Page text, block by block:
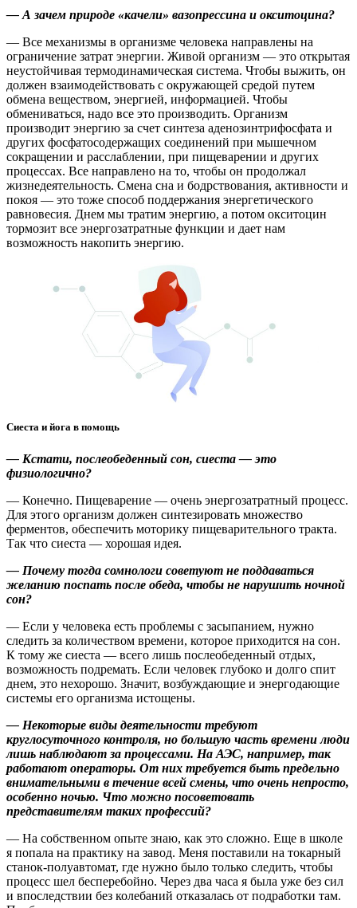
— А зачем природе «качели» вазопрессина и окси­тоцина?
— Все механизмы в организме человека направлены на
ограничение затрат энергии. Живой организм — это открытая
неустойчивая термодинамическая система. Чтобы выжить, он
должен взаимодействовать с окружающей средой путем
обмена веществом, энергией, информацией. Чтобы
обмениваться, надо все это производить. Организм
производит энергию за счет синтеза аденозинтрифосфата и
других фосфатосодержащих соединений при мышечном
сокращении и расслаблении, при пищеварении и других
процессах. Все направлено на то, чтобы он продолжал
жизнедеятельность. Смена сна и бодрствования, активности и
покоя — это тоже способ поддержания энергетического
равновесия. Днем мы тратим энергию, а потом окситоцин
тормозит все энергозатратные функции и дает нам
возможность накопить энергию.
Сиеста и йога в помощь
— Кстати, послеобеденный сон, сиеста — это
физиологично?
— Конечно. Пищеварение — очень энергозатратный процесс.
Для этого организм должен синтезировать множество
ферментов, обеспечить моторику пищеварительного тракта.
Так что сиеста — хорошая идея.
— Почему тогда сомнологи советуют не поддаваться
желанию поспать после обеда, чтобы не нарушить ночной
сон?
— Если у человека есть проблемы с засыпанием, нужно
следить за количеством времени, которое приходится на сон.
К тому же сиеста — всего лишь послеобеденный отдых,
возможность подремать. Если человек глубоко и долго спит
днем, это нехорошо. Значит, возбуждающие и энергодающие
системы его организма истощены.
— Некоторые виды деятельности требуют
круглосуточного контроля, но большую часть времени люди
лишь наблюдают за процессами. На АЭС, например, так
работают операторы. От них требуется быть предельно
внимательными в течение всей смены, что очень непросто,
особенно ночью. Что можно посоветовать
представителям таких профессий?
— На собственном опыте знаю, как это сложно. Еще в школе
я попала на практику на завод. Меня поставили на токарный
станок-полуавтомат, где нужно было только следить, чтобы
процесс шел бесперебойно. Через два часа я была уже без сил
и впоследствии без колебаний отказалась от подработки там.